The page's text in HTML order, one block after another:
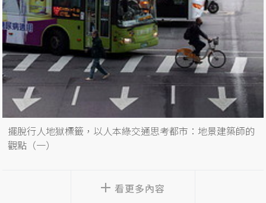
擺脫行人地獄標籤，以人本綠交通思考都市：地景建築師的
觀點（一）
看更多內容